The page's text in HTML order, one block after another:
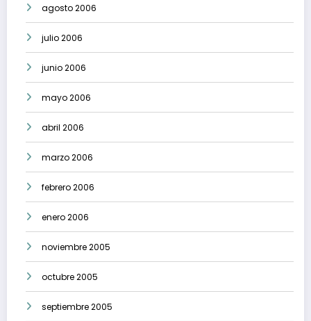
agosto 2006
julio 2006
junio 2006
mayo 2006
abril 2006
marzo 2006
febrero 2006
enero 2006
noviembre 2005
octubre 2005
septiembre 2005